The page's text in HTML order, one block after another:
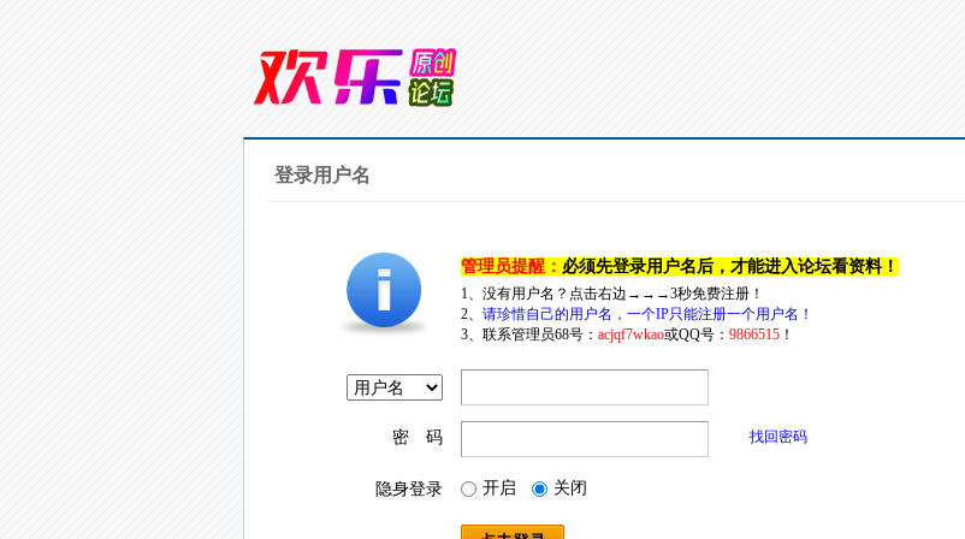
登录用户名
管理员提醒： 必须先登录用户名后，才能进入论坛看资料！
1、没有用户名？点击右边→→→3秒免费注册！
2、 请珍惜自己的用户名，一个IP只能注册一个用户名！
3、联系管理员68号： acjqf7wkao或QQ号： 9866515！
密 码 找回密码
隐身登录 开启 关闭